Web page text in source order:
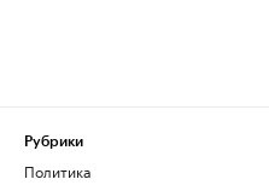
Рубрики
Политика